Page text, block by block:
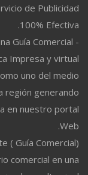
de Publicidad
100% Efectiva.
Guía Comercial -
Impresa y virtual.
uno del medio
región generando
en nuestro portal
Web.
( Guía Comercial)
comercial en una